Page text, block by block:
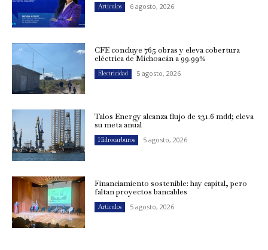
Artículos 6 agosto, 2026
CFE concluye 765 obras y eleva cobertura
eléctrica de Michoacán a 99.99%
Electricidad 5 agosto, 2026
Talos Energy alcanza flujo de 231.6 mdd; eleva
su meta anual
Hidrocarburos 5 agosto, 2026
Financiamiento sostenible: hay capital, pero
faltan proyectos bancables
Artículos 5 agosto, 2026